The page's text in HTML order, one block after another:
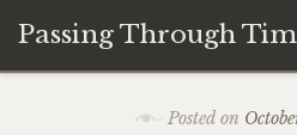
Passing Through
Posted on